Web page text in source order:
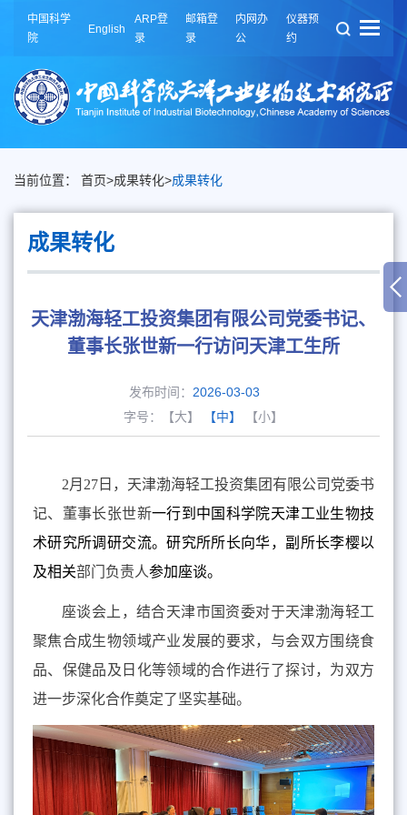
中国科学
院
English
ARP登
录
邮箱登
录
内网办
公
仪器预
约
当前位置： 首页>成果转化>成果转化
成果转化
天津渤海轻工投资集团有限公司党委书记、
董事长张世新一行访问天津工生所
发布时间： 2026-03-03
字号：
【大】 【中】 【小】
2月 27 日，天津渤海轻工投资集团有限公司党委书
记、董事长张世新一行到中国科学院天津工业生物技
术研究所调研交流。研究所所长向华，副所长李樱以
及相关部门负责人参加座谈。
座谈会上，结合天津市国资委对于天津渤海轻工
聚焦合成生物领域产业发展的要求，与会双方围绕食
品、保健品及日化等领域的合作进行了探讨，为双方
进一步深化合作奠定了坚实基础。